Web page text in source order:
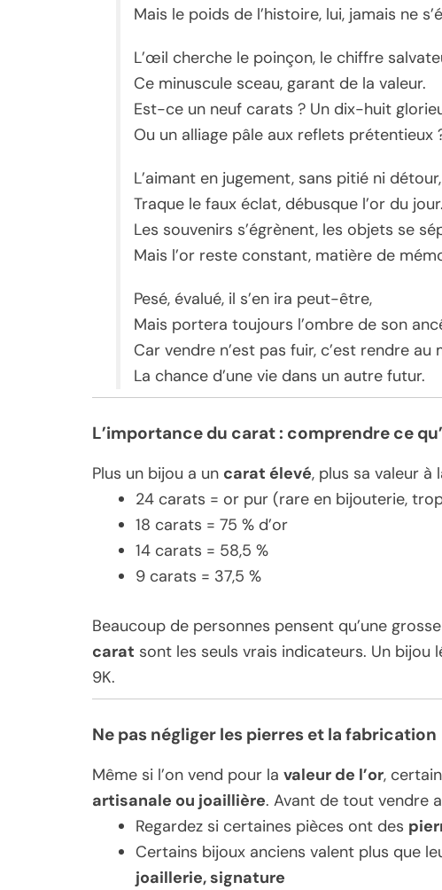
Mais le poids de l’histoire, lui, jamais ne
L’œil cherche le poinçon, le chiffre
Ce minuscule sceau, garant de la valeur.
Est-ce un neuf carats ? Un dix-huit
Ou un alliage pâle aux reflets prétentieux
L’aimant en jugement, sans pitié ni détour,
Traque le faux éclat, débusque l’or du jour.
Les souvenirs s’égrènent, les objets se
Mais l’or reste constant, matière de
Pesé, évalué, il s’en ira peut-être,
Mais portera toujours l’ombre de son
Car vendre n’est pas fuir, c’est rendre au
La chance d’une vie dans un autre futur.
L’importance du carat : comprendre ce
Plus un bijou a un carat élevé, plus sa valeur à
24 carats = or pur (rare en bijouterie,
18 carats = 75 % d’or
14 carats = 58,5 %
9 carats = 37,5 %
Beaucoup de personnes pensent qu’une
carat sont les seuls vrais indicateurs. Un bijou
9K.
Ne pas négliger les pierres et la fabrication
Même si l’on vend pour la valeur de l’or,
artisanale ou joaillière. Avant de tout vendre
Regardez si certaines pièces ont des
Certains bijoux anciens valent plus que
joaillerie, signature